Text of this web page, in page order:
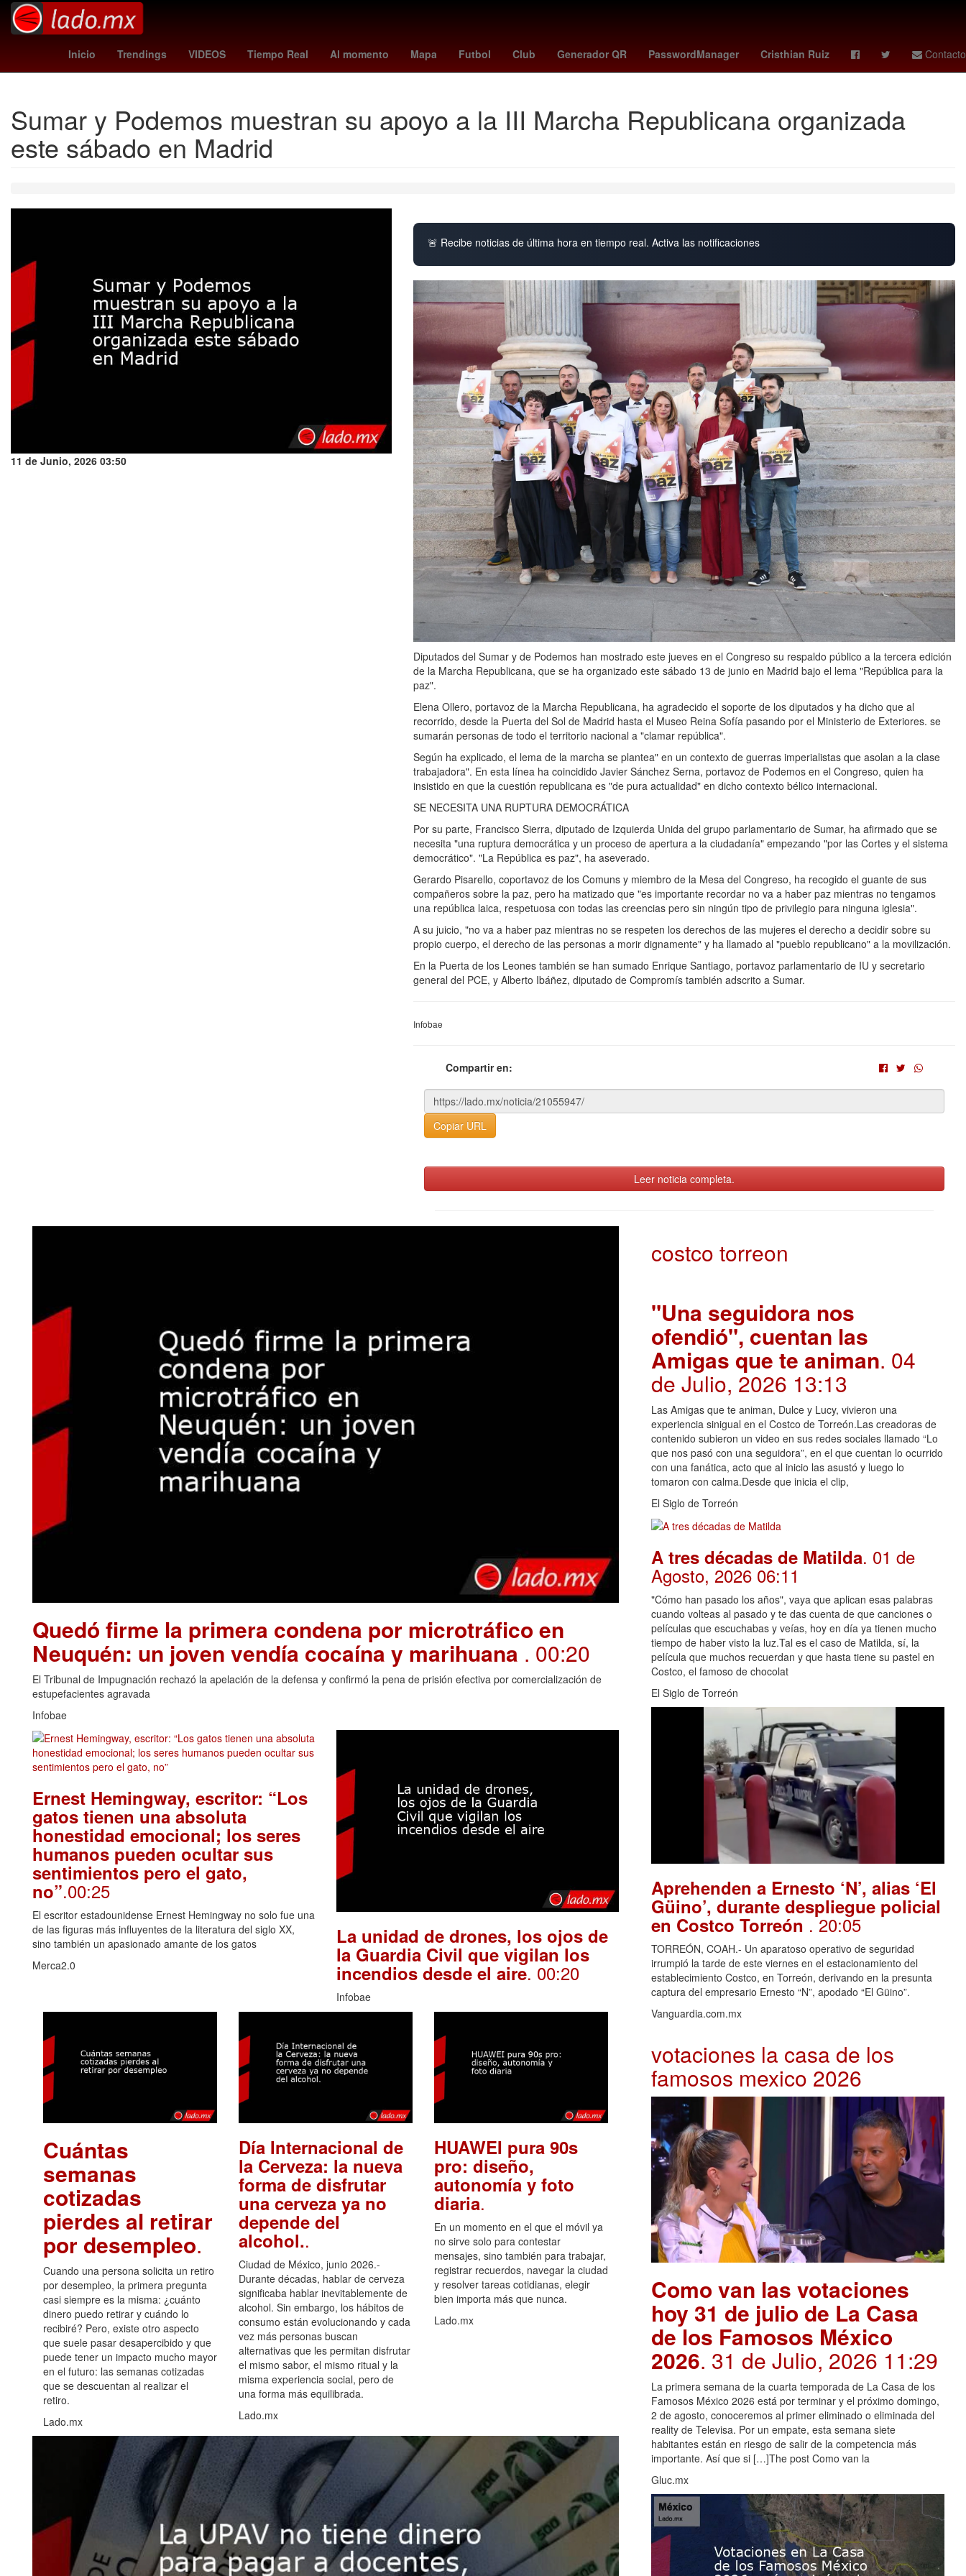
Inicio Trendings VIDEOS Tiempo Real Al momento Mapa Futbol Club Generador QR PasswordManager Cristhian Ruiz Contacto
Aldo de Nigris Empresa Puebla de Zaragoza Irán votaciones la casa de los famosos mexico 2026 Juan Pablo Medina seahawks - saints Dólar estadounidense Semana Santa
Sumar y Podemos muestran su apoyo a la III Marcha Republicana organizada
este sábado en Madrid
11 de Junio, 2026 03:50
🚨 Recibe noticias de última hora en tiempo real. Activa las notificaciones
Diputados del Sumar y de Podemos han mostrado este jueves en el Congreso su respaldo público a la tercera edición
de la Marcha Republicana, que se ha organizado este sábado 13 de junio en Madrid bajo el lema "República para la
paz".
Elena Ollero, portavoz de la Marcha Republicana, ha agradecido el soporte de los diputados y ha dicho que al
recorrido, desde la Puerta del Sol de Madrid hasta el Museo Reina Sofía pasando por el Ministerio de Exteriores. se
sumarán personas de todo el territorio nacional a "clamar república".
Según ha explicado, el lema de la marcha se plantea" en un contexto de guerras imperialistas que asolan a la clase
trabajadora". En esta línea ha coincidido Javier Sánchez Serna, portavoz de Podemos en el Congreso, quien ha
insistido en que la cuestión republicana es "de pura actualidad" en dicho contexto bélico internacional.
SE NECESITA UNA RUPTURA DEMOCRÁTICA
Por su parte, Francisco Sierra, diputado de Izquierda Unida del grupo parlamentario de Sumar, ha afirmado que se
necesita "una ruptura democrática y un proceso de apertura a la ciudadanía" empezando "por las Cortes y el sistema
democrático". "La República es paz", ha aseverado.
Gerardo Pisarello, coportavoz de los Comuns y miembro de la Mesa del Congreso, ha recogido el guante de sus
compañeros sobre la paz, pero ha matizado que "es importante recordar no va a haber paz mientras no tengamos
una república laica, respetuosa con todas las creencias pero sin ningún tipo de privilegio para ninguna iglesia".
A su juicio, "no va a haber paz mientras no se respeten los derechos de las mujeres el derecho a decidir sobre su
propio cuerpo, el derecho de las personas a morir dignamente" y ha llamado al "pueblo republicano" a la movilización.
En la Puerta de los Leones también se han sumado Enrique Santiago, portavoz parlamentario de IU y secretario
general del PCE, y Alberto Ibáñez, diputado de Compromís también adscrito a Sumar.
Infobae
Compartir en:
Copiar URL
Leer noticia completa.
Quedó firme la primera condena por microtráfico en
Neuquén: un joven vendía cocaína y marihuana . 00:20
El Tribunal de Impugnación rechazó la apelación de la defensa y confirmó la pena de prisión efectiva por comercialización de
estupefacientes agravada
Infobae
Ernest Hemingway, escritor: “Los
gatos tienen una absoluta
honestidad emocional; los seres
humanos pueden ocultar sus
sentimientos pero el gato,
no”.00:25
El escritor estadounidense Ernest Hemingway no solo fue una
de las figuras más influyentes de la literatura del siglo XX,
sino también un apasionado amante de los gatos
Merca2.0
La unidad de drones, los ojos de
la Guardia Civil que vigilan los
incendios desde el aire. 00:20
Infobae
Cuántas
semanas
cotizadas
pierdes al retirar
por desempleo.
Cuando una persona solicita un retiro
por desempleo, la primera pregunta
casi siempre es la misma: ¿cuánto
dinero puedo retirar y cuándo lo
recibiré? Pero, existe otro aspecto
que suele pasar desapercibido y que
puede tener un impacto mucho mayor
en el futuro: las semanas cotizadas
que se descuentan al realizar el
retiro.
Lado.mx
Día Internacional de
la Cerveza: la nueva
forma de disfrutar
una cerveza ya no
depende del
alcohol..
Ciudad de México, junio 2026.-
Durante décadas, hablar de cerveza
significaba hablar inevitablemente de
alcohol. Sin embargo, los hábitos de
consumo están evolucionando y cada
vez más personas buscan
alternativas que les permitan disfrutar
el mismo sabor, el mismo ritual y la
misma experiencia social, pero de
una forma más equilibrada.
Lado.mx
HUAWEI pura 90s
pro: diseño,
autonomía y foto
diaria.
En un momento en el que el móvil ya
no sirve solo para contestar
mensajes, sino también para trabajar,
registrar recuerdos, navegar la ciudad
y resolver tareas cotidianas, elegir
bien importa más que nunca.
Lado.mx
costco torreon
"Una seguidora nos
ofendió", cuentan las
Amigas que te animan. 04
de Julio, 2026 13:13
Las Amigas que te animan, Dulce y Lucy, vivieron una
experiencia sinigual en el Costco de Torreón.Las creadoras de
contenido subieron un video en sus redes sociales llamado “Lo
que nos pasó con una seguidora”, en el que cuentan lo ocurrido
con una fanática, acto que al inicio las asustó y luego lo
tomaron con calma.Desde que inicia el clip,
El Siglo de Torreón
A tres décadas de Matilda. 01 de
Agosto, 2026 06:11
"Cómo han pasado los años", vaya que aplican esas palabras
cuando volteas al pasado y te das cuenta de que canciones o
películas que escuchabas y veías, hoy en día ya tienen mucho
tiempo de haber visto la luz.Tal es el caso de Matilda, sí, la
película que muchos recuerdan y que hasta tiene su pastel en
Costco, el famoso de chocolat
El Siglo de Torreón
Aprehenden a Ernesto ‘N’, alias ‘El
Güino’, durante despliegue policial
en Costco Torreón . 20:05
TORREÓN, COAH.- Un aparatoso operativo de seguridad
irrumpió la tarde de este viernes en el estacionamiento del
establecimiento Costco, en Torreón, derivando en la presunta
captura del empresario Ernesto “N”, apodado “El Güino”.
Vanguardia.com.mx
votaciones la casa de los
famosos mexico 2026
Como van las votaciones
hoy 31 de julio de La Casa
de los Famosos México
2026. 31 de Julio, 2026 11:29
La primera semana de la cuarta temporada de La Casa de los
Famosos México 2026 está por terminar y el próximo domingo,
2 de agosto, conoceremos al primer eliminado o eliminada del
reality de Televisa. Por un empate, esta semana siete
habitantes están en riesgo de salir de la competencia más
importante. Así que si […]The post Como van la
Gluc.mx